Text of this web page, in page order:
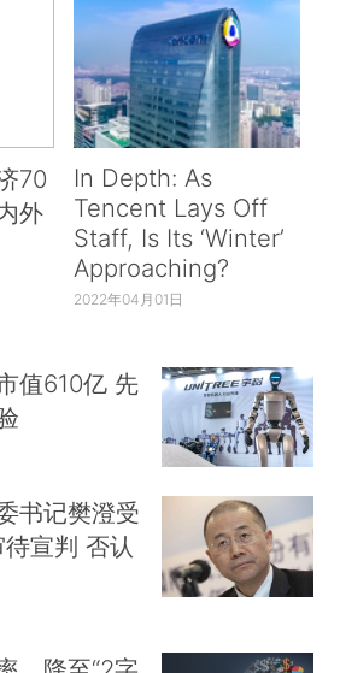
70
外
In Depth: As
Tencent Lays Off
Staff, Is Its ‘Winter’
Approaching?
2022年04月01日
值610亿 先
书记樊澄受
宣判 否认